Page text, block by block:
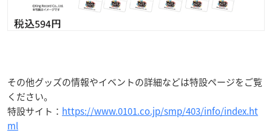
その他グッズの情報やイベントの詳細などは特設ページをご覧
ください。
特設サイト： https://www.0101.co.jp/smp/403/info/index.ht
ml